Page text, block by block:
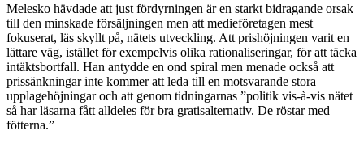
Melesko hävdade att just fördyrningen är en starkt bidragande orsak
till den minskade försäljningen men att medieföretagen mest
fokuserat, läs skyllt på, nätets utveckling. Att prishöjningen varit en
lättare väg, istället för exempelvis olika rationaliseringar, för att täcka
intäktsbortfall. Han antydde en ond spiral men menade också att
prissänkningar inte kommer att leda till en motsvarande stora
upplagehöjningar och att genom tidningarnas ”politik vis-à-vis nätet
så har läsarna fått alldeles för bra gratisalternativ. De röstar med
fötterna.”